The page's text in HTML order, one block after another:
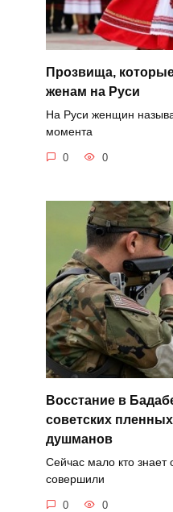
Прозвища,
женам на Руси
На Руси женщин
момента
0 0
Восстание в
советских пленных
душманов
Сейчас мало кто знает
совершили
0 0